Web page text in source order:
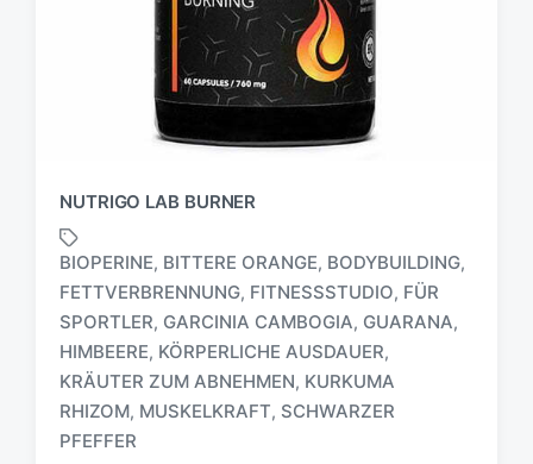
NUTRIGO LAB BURNER
S
c
h
a
BIOPERINE, BITTERE ORANGE, BODYBUILDING,
FETTVERBRENNUNG, FITNESSSTUDIO, FÜR
SPORTLER, GARCINIA CAMBOGIA, GUARANA,
HIMBEERE, KÖRPERLICHE AUSDAUER,
KRÄUTER ZUM ABNEHMEN, KURKUMA
RHIZOM, MUSKELKRAFT, SCHWARZER
PFEFFER